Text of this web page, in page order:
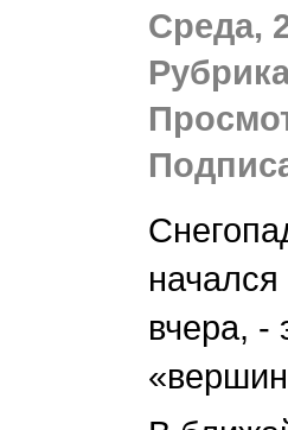
Среда,
вчера, -